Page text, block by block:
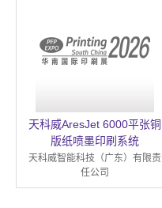
天科威AresJet 6000平张铜
版纸喷墨印刷系统
天科威智能科技（广东）有限责
任公司